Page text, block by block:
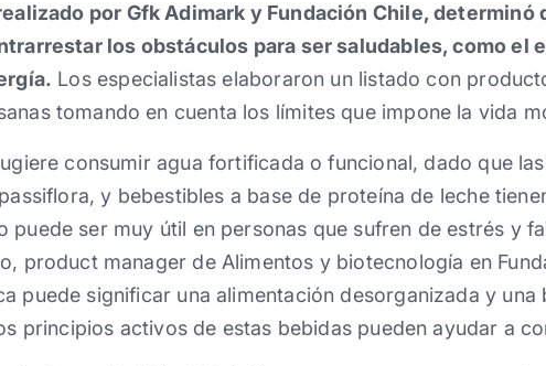
por Gfk Adimark y Fundación Chile, determinó
los obstáculos para ser saludables, como el
Los especialistas elaboraron un listado con
tomando en cuenta los límites que impone la vida
consumir agua fortificada o funcional, dado que
y bebestibles a base de proteína de leche
puede ser muy útil en personas que sufren de estrés y
product manager de Alimentos y biotecnología en
puede significar una alimentación desorganizada y
principios activos de estas bebidas pueden ayudar a